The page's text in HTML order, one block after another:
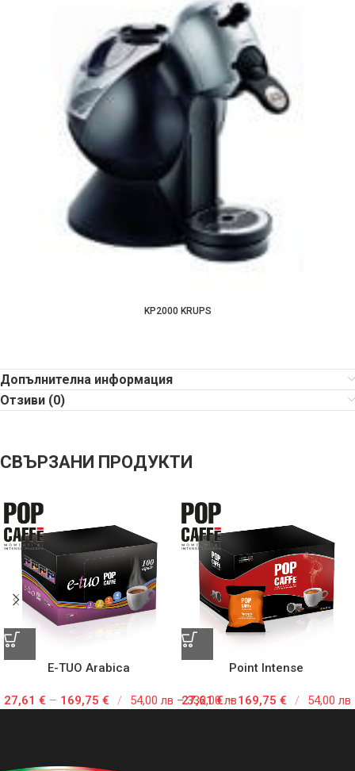
KP2000 KRUPS
Допълнителна информация
Отзиви (0)
СВЪРЗАНИ ПРОДУКТИ
E-TUO Arabica
27,61 € – 169,75 € / 54,00 лв – 332,00 лв
Point Intense
27,61€–169,75 € / 54,00